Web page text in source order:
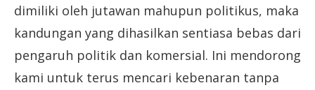
dimiliki oleh jutawan mahupun politikus, maka
kandungan yang dihasilkan sentiasa bebas dari
pengaruh politik dan komersial. Ini mendorong
kami untuk terus mencari kebenaran tanpa